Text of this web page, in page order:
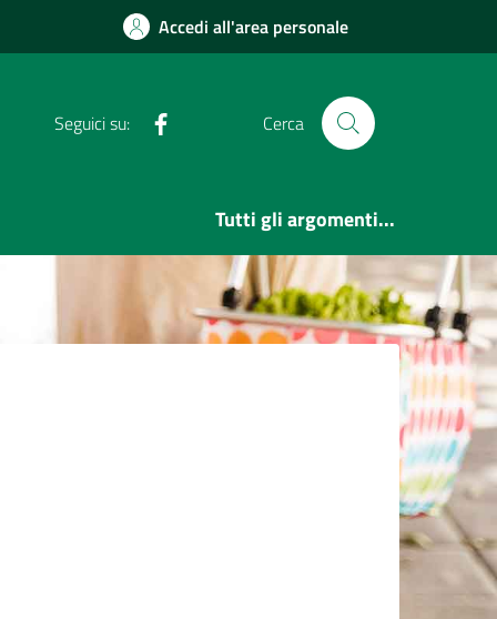
Accedi all'area personale
Seguici su: Cerca
Tutti gli argomenti...